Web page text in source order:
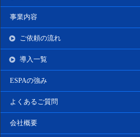
事業内容
ご依頼の流れ
導入一覧
ESPAの強み
よくあるご質問
会社概要